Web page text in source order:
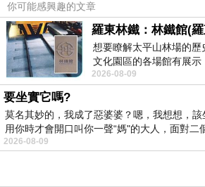
【劍南路站】為台北捷運文湖
畫中的環狀線之交會車站。車
敬業三路口西側，共有三個出
華百樂園、家樂福與愛買等購
薇閣精品旅館和維多麗亞酒店。
你可能感興趣的文章
羅東林鐵：林鐵館(
想要瞭解太平山林場的
文化園區的各場館有展
以到林鐵館。 這裡展示從
2026-08-09
要坐實它嗎?
莫名其妙的，我成了惡婆婆？嗯，我想想，該
用你時才會開口叫你一聲“媽"的大人，面對二
2026-08-09